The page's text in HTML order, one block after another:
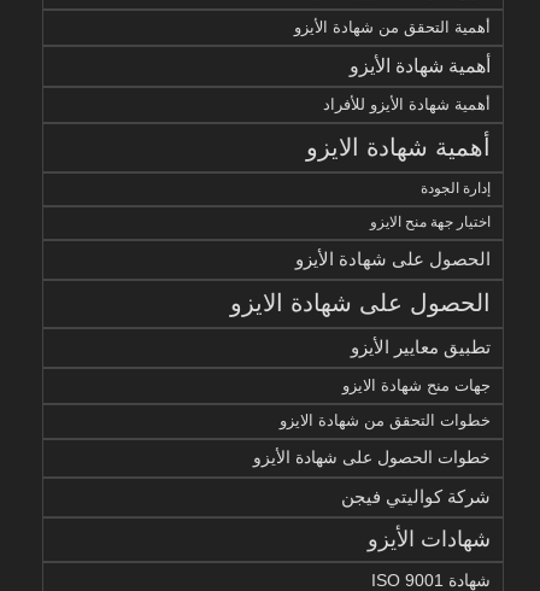
أهمية التحقق من شهادة الأيزو
أهمية شهادة الأيزو
أهمية شهادة الأيزو للأفراد
أهمية شهادة الايزو
إدارة الجودة
اختيار جهة منح الايزو
الحصول على شهادة الأيزو
الحصول على شهادة الايزو
تطبيق معايير الأيزو
جهات منح شهادة الايزو
خطوات التحقق من شهادة الايزو
خطوات الحصول على شهادة الأيزو
شركة كواليتي فيجن
شهادات الأيزو
شهادة ISO 9001